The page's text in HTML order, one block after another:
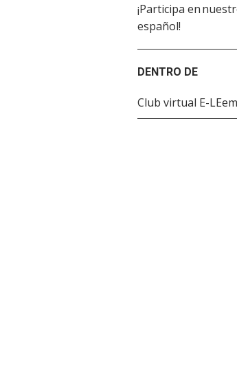
¡Participa en
español!
DENTRO DE
Club virtual E-